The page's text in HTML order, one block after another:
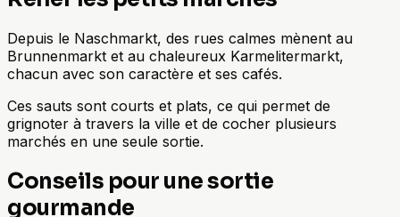
Depuis le Naschmarkt, des rues calmes mènent au
Brunnenmarkt et au chaleureux Karmelitermarkt,
chacun avec son caractère et ses cafés.
Ces sauts sont courts et plats, ce qui permet de
grignoter à travers la ville et de cocher plusieurs
marchés en une seule sortie.
Conseils pour une sortie
gourmande